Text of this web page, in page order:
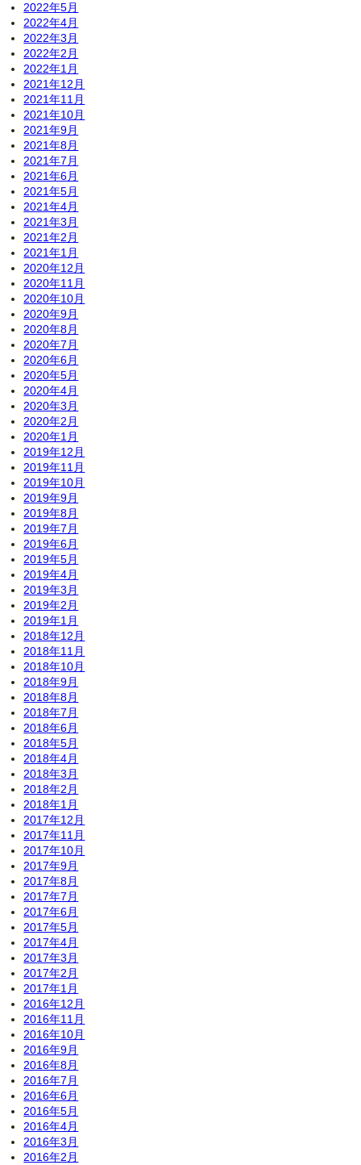
2022年5月
2022年4月
2022年3月
2022年2月
2022年1月
2021年12月
2021年11月
2021年10月
2021年9月
2021年8月
2021年7月
2021年6月
2021年5月
2021年4月
2021年3月
2021年2月
2021年1月
2020年12月
2020年11月
2020年10月
2020年9月
2020年8月
2020年7月
2020年6月
2020年5月
2020年4月
2020年3月
2020年2月
2020年1月
2019年12月
2019年11月
2019年10月
2019年9月
2019年8月
2019年7月
2019年6月
2019年5月
2019年4月
2019年3月
2019年2月
2019年1月
2018年12月
2018年11月
2018年10月
2018年9月
2018年8月
2018年7月
2018年6月
2018年5月
2018年4月
2018年3月
2018年2月
2018年1月
2017年12月
2017年11月
2017年10月
2017年9月
2017年8月
2017年7月
2017年6月
2017年5月
2017年4月
2017年3月
2017年2月
2017年1月
2016年12月
2016年11月
2016年10月
2016年9月
2016年8月
2016年7月
2016年6月
2016年5月
2016年4月
2016年3月
2016年2月